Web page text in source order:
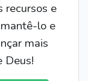
recursos e
lo e
mais
Deus!